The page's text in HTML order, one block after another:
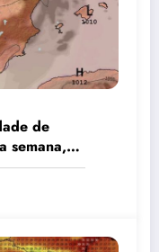
de
semana,
alguma